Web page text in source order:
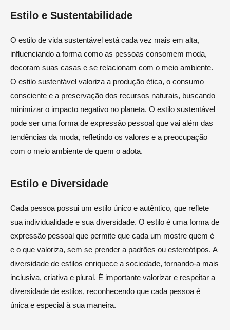
Estilo e Sustentabilidade
O estilo de vida sustentável está cada vez mais em alta,
influenciando a forma como as pessoas consomem moda,
decoram suas casas e se relacionam com o meio ambiente.
O estilo sustentável valoriza a produção ética, o consumo
consciente e a preservação dos recursos naturais, buscando
minimizar o impacto negativo no planeta. O estilo sustentável
pode ser uma forma de expressão pessoal que vai além das
tendências da moda, refletindo os valores e a preocupação
com o meio ambiente de quem o adota.
Estilo e Diversidade
Cada pessoa possui um estilo único e autêntico, que reflete
sua individualidade e sua diversidade. O estilo é uma forma de
expressão pessoal que permite que cada um mostre quem é
e o que valoriza, sem se prender a padrões ou estereótipos. A
diversidade de estilos enriquece a sociedade, tornando-a mais
inclusiva, criativa e plural. É importante valorizar e respeitar a
diversidade de estilos, reconhecendo que cada pessoa é
única e especial à sua maneira.